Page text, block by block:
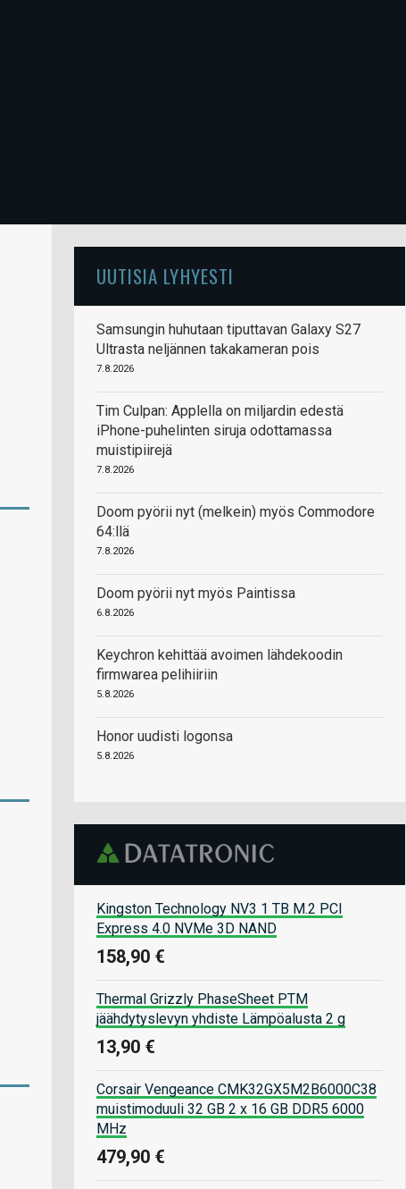
UUTISIA LYHYESTI
Samsungin huhutaan tiputtavan Galaxy S27
Ultrasta neljännen takakameran pois
7.8.2026
Tim Culpan: Applella on miljardin edestä
iPhone-puhelinten siruja odottamassa
muistipiirejä
7.8.2026
Doom pyörii nyt (melkein) myös Commodore
64:llä
7.8.2026
Doom pyörii nyt myös Paintissa
6.8.2026
Keychron kehittää avoimen lähdekoodin
firmwarea pelihiiriin
5.8.2026
Honor uudisti logonsa
5.8.2026
Kingston Technology NV3 1 TB M.2 PCI
Express 4.0 NVMe 3D NAND
158,90 €
Thermal Grizzly PhaseSheet PTM
jäähdytyslevyn yhdiste Lämpöalusta 2 g
13,90 €
Corsair Vengeance CMK32GX5M2B6000C38
muistimoduuli 32 GB 2 x 16 GB DDR5 6000
MHz
479,90 €